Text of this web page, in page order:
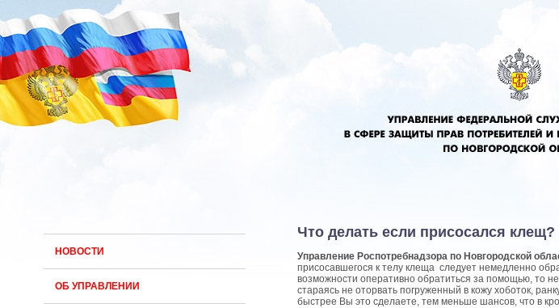
НОВОСТИ
ОБ УПРАВЛЕНИИ
Что делать если присосался клещ?
Управление Роспотребнадзора по Новгородской
присосавшегося к телу клеща следует немедленно
возможности оперативно обратиться за помощью, то
стараясь не оторвать погруженный в кожу хоботок,
быстрее Вы это сделаете, тем меньше шансов, что в